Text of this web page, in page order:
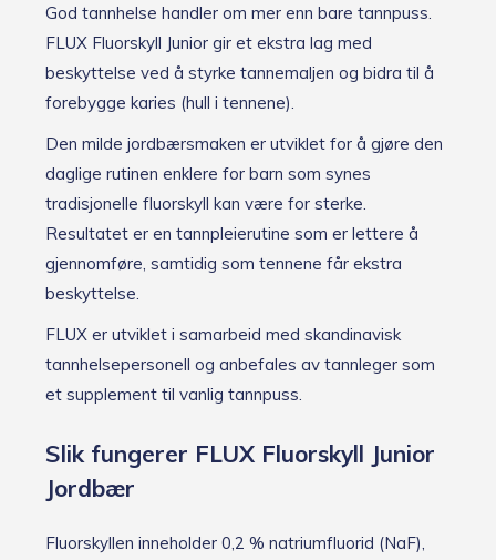
antallGod tannhelse handler om mer enn bare tannpuss.
FLUX Fluorskyll Junior gir et ekstra lag med
beskyttelse ved å styrke tannemaljen og bidra til å
forebygge karies (hull i tennene).
Den milde jordbærsmaken er utviklet for å gjøre den
daglige rutinen enklere for barn som synes
tradisjonelle fluorskyll kan være for sterke.
Resultatet er en tannpleierutine som er lettere å
gjennomføre, samtidig som tennene får ekstra
beskyttelse.
FLUX er utviklet i samarbeid med skandinavisk
tannhelsepersonell og anbefales av tannleger som
et supplement til vanlig tannpuss.
Slik fungerer FLUX Fluorskyll Junior
Jordbær
Fluorskyllen inneholder 0,2 % natriumfluorid (NaF),